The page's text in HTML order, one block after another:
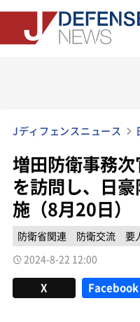
Jディフェンスニュース
増田防衛事務
を訪問し、日
施（8月20日）
防衛省関連 防衛交流 要
2024-8-22 12:00
X Facebook